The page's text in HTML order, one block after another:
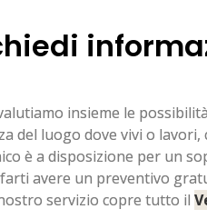
insieme le
del luogo dove vivi o lavori,
è a disposizione per un
farti avere un preventivo
servizio copre tutto il